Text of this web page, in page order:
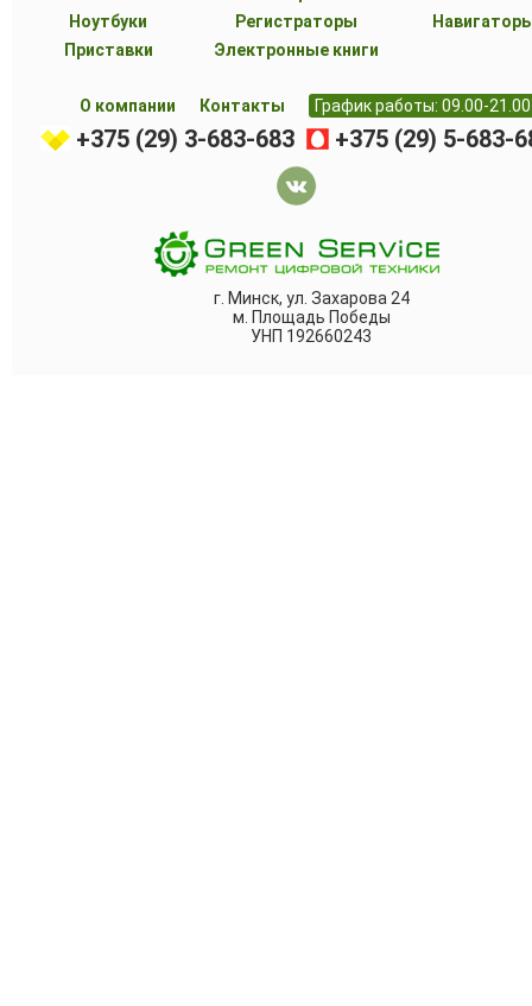
Ноутбуки
Регистраторы
Приставки
Электронные книги
О компании Контакты График работы: 09.00-21.00
+375 (29) 3-683-683 +375 (29) 5-683-
г. Минск, ул. Захарова 24
м. Площадь Победы
УНП 192660243